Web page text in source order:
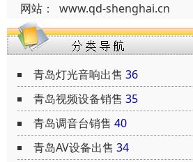
网站：
www.qd-shenghai.cn
青岛灯光音响出售 36
青岛视频设备销售 35
青岛调音台销售 40
青岛AV设备出售 34